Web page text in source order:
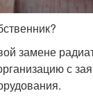
замене
с